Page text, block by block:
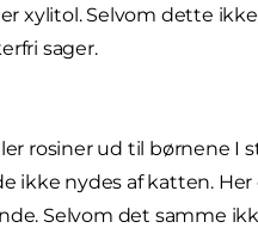
xylitol. Selvom dette
sager.
rosiner ud til børnene I
ikke nydes af katten.
Selvom det samme